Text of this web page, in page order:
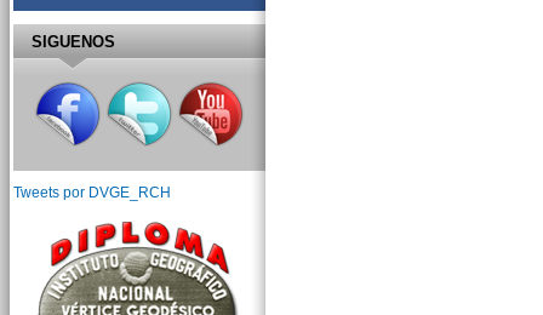
SIGUENOS
Tweets por DVGE_RCH